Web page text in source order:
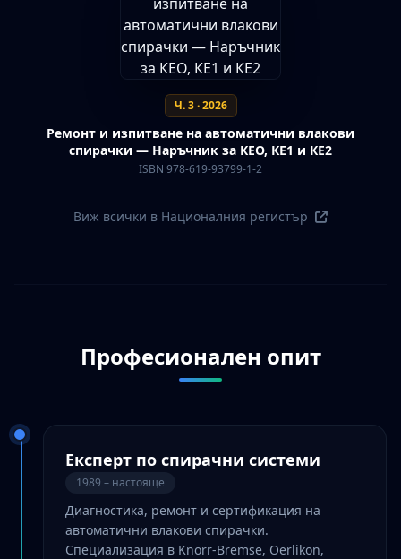
Ч. 3 · 2026
Ремонт и изпитване на автоматични влакови
спирачки — Наръчник за КЕО, КЕ1 и КЕ2
ISBN 978-619-93799-1-2
Виж всички в Националния регистър
Професионален опит
Експерт по спирачни системи
1989 – настояще
Диагностика, ремонт и сертификация на
автоматични влакови спирачки.
Специализация в Knorr-Bremse, Oerlikon,